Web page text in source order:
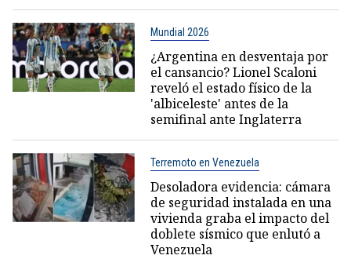
Mundial 2026
¿Argentina en desventaja por
el cansancio? Lionel Scaloni
reveló el estado físico de la
'albiceleste' antes de la
semifinal ante Inglaterra
Terremoto en Venezuela
Desoladora evidencia: cámara
de seguridad instalada en una
vivienda graba el impacto del
doblete sísmico que enlutó a
Venezuela